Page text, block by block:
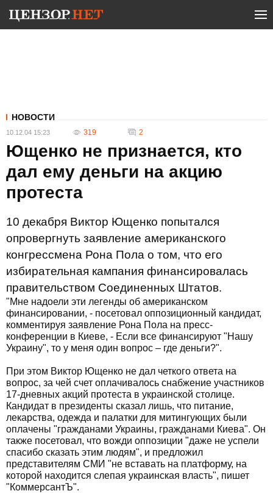
НОВОСТИ
10.12.04 15:23 319 2
Ющенко не признается, кто
дал ему деньги на акцию
протеста
10 декабря Виктор Ющенко попытался
опровергнуть заявление американского
конгрессмена Рона Пола о том, что его
избирательная кампания финансировалась
правительством Соединенных Штатов.
"Мне надоели эти легенды об американском
финансировании, - посетовал оппозиционный кандидат,
комментируя заявление Рона Пола на пресс-
конференции в Киеве, - Если все финансируют "Нашу
Украину", то у меня один вопрос – где деньги?".
При этом Виктор Ющенко не дал четкого ответа на
вопрос, за чей счет оплачивалось снабжение участников
17-дневных акций протеста в украинской столице.
Кандидат в президенты сказал лишь, что питание,
лекарства, одежда и палатки для митингующих были
оплачены "гражданами Украины, гражданами Киева". Он
также посетовал, что вожди оппозиции "даже не успели
спасибо сказать этим людям", и предложил
представителям СМИ "не вставать на платформу, на
которой находится слепая украинская власть", пишет
"КоммерсантЪ".